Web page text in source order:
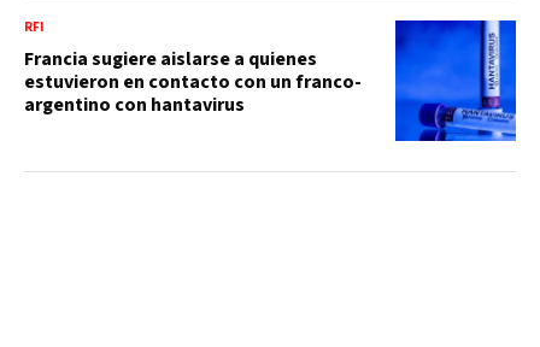
RFI
Francia sugiere aislarse a quienes
estuvieron en contacto con un franco-
argentino con hantavirus